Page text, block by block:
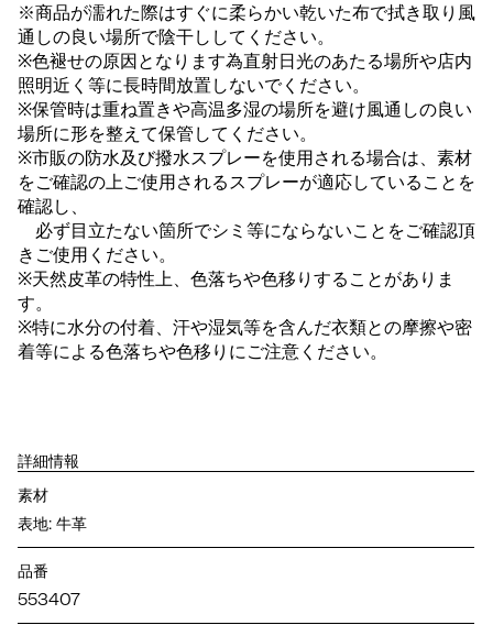
※商品が濡れた際はすぐに柔らかい乾いた布で拭き取り風
通しの良い場所で陰干ししてください。
※色褪せの原因となります為直射日光のあたる場所や店内
照明近く等に長時間放置しないでください。
※保管時は重ね置きや高温多湿の場所を避け風通しの良い
場所に形を整えて保管してください。
※市販の防水及び撥水スプレーを使用される場合は、素材
をご確認の上ご使用されるスプレーが適応していることを
確認し、
必ず目立たない箇所でシミ等にならないことをご確認頂
きご使用ください。
※天然皮革の特性上、色落ちや色移りすることがありま
す。
※特に水分の付着、汗や湿気等を含んだ衣類との摩擦や密
着等による色落ちや色移りにご注意ください。
詳細情報
素材
表地: 牛革
品番
553407